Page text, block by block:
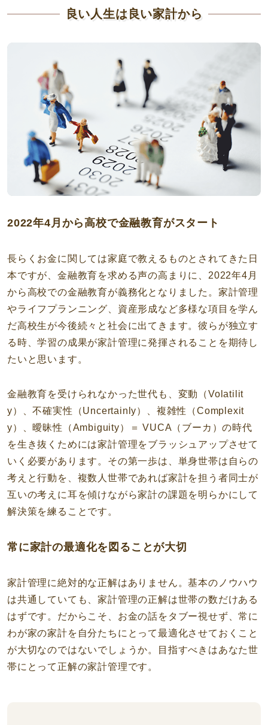
良い人生は良い家計から
2022年4月から高校で金融教育がスタート
長らくお金に関しては家庭で教えるものとされてきた日
本ですが、金融教育を求める声の高まりに、2022年4月
から高校での金融教育が義務化となりました。家計管理
やライフプランニング、資産形成など多様な項目を学ん
だ高校生が今後続々と社会に出てきます。彼らが独立す
る時、学習の成果が家計管理に発揮されることを期待し
たいと思います。
金融教育を受けられなかった世代も、変動（Volatilit
y）、不確実性（Uncertainly）、複雑性（Complexit
y）、曖昧性（Ambiguity）＝ VUCA（ブーカ）の時代
を生き抜くためには家計管理をブラッシュアップさせて
いく必要があります。その第一歩は、単身世帯は自らの
考えと行動を、複数人世帯であれば家計を担う者同士が
互いの考えに耳を傾けながら家計の課題を明らかにして
解決策を練ることです。
常に家計の最適化を図ることが大切
家計管理に絶対的な正解はありません。基本のノウハウ
は共通していても、家計管理の正解は世帯の数だけある
はずです。だからこそ、お金の話をタブー視せず、常に
わが家の家計を自分たちにとって最適化させておくこと
が大切なのではないでしょうか。目指すべきはあなた世
帯にとって正解の家計管理です。